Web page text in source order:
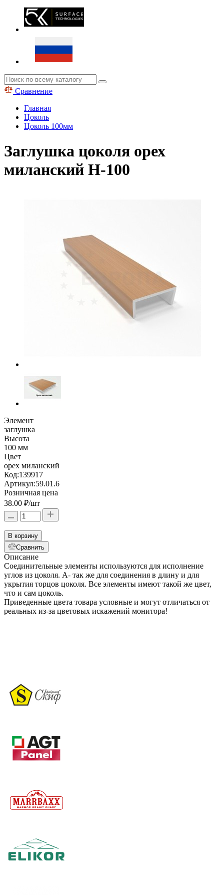
Сравнение
Главная
Цоколь
Цоколь 100мм
Заглушка цоколя орех
миланский H-100
Элемент
заглушка
Высота
100 мм
Цвет
орех миланский
Код:139917
Артикул:59.01.6
Розничная цена
38.00 ₽/шт
В корзину
Сравнить
Описание
Соединительные элементы используются для исполнение
углов из цоколя. А- так же для соединения в длину и для
укрытия торцов цоколя. Все элементы имеют такой же цвет,
что и сам цоколь.
Приведенные цвета товара условные и могут отличаться от
реальных из-за цветовых искажений монитора!